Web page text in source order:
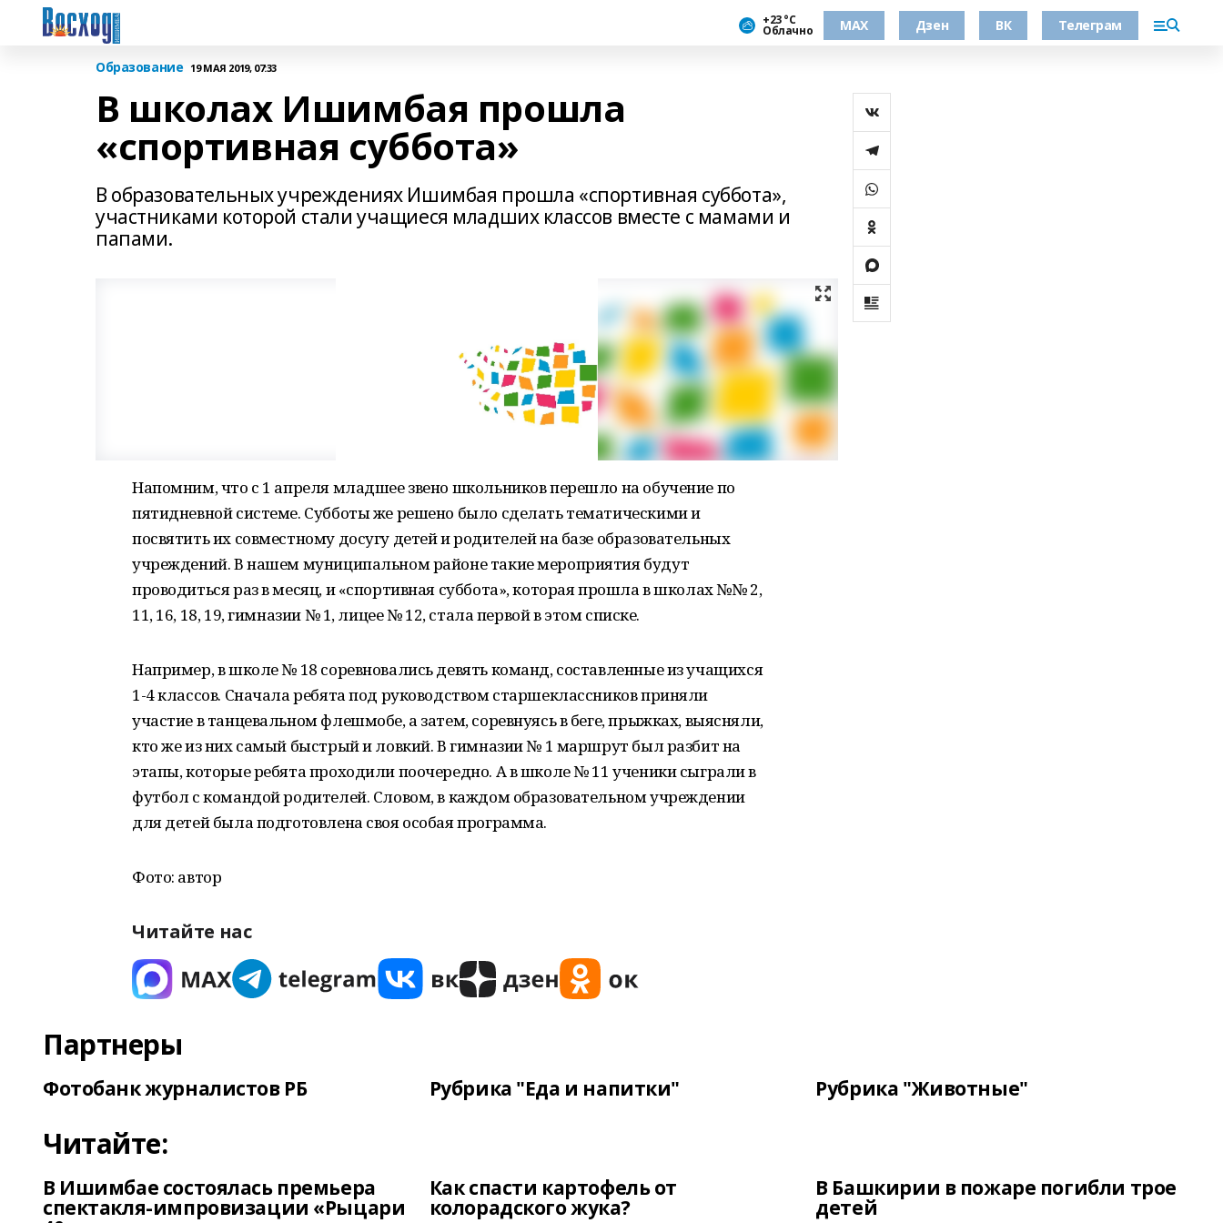
+23 °С
Облачно МАХ Дзен ВК Телеграм
Образование 19 МАЯ 2019, 07:33
В школах Ишимбая прошла
«спортивная суббота»
В образовательных учреждениях Ишимбая прошла «спортивная суббота»,
участниками которой стали учащиеся младших классов вместе с мамами и
папами.
Напомним, что с 1 апреля младшее звено школьников перешло на обучение по
пятидневной системе. Субботы же решено было сделать тематическими и
посвятить их совместному досугу детей и родителей на базе образовательных
учреждений. В нашем муниципальном районе такие мероприятия будут
проводиться раз в месяц, и «спортивная суббота», которая прошла в школах №№ 2,
11, 16, 18, 19, гимназии № 1, лицее № 12, стала первой в этом списке.
Например, в школе № 18 соревновались девять команд, составленные из учащихся
1-4 классов. Сначала ребята под руководством старшеклассников приняли
участие в танцевальном флешмобе, а затем, соревнуясь в беге, прыжках, выясняли,
кто же из них самый быстрый и ловкий. В гимназии № 1 маршрут был разбит на
этапы, которые ребята проходили поочередно. А в школе № 11 ученики сыграли в
футбол с командой родителей. Словом, в каждом образовательном учреждении
для детей была подготовлена своя особая программа.
Фото: автор
Читайте нас
Партнеры
Фотобанк журналистов РБ Рубрика "Еда и напитки" Рубрика "Животные"
Читайте:
В Ишимбае состоялась премьера
спектакля-импровизации «Рыцари
Как спасти картофель от
колорадского жука?
В Башкирии в пожаре погибли трое
детей